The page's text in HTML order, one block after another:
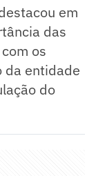
em
das
os
da entidade
do